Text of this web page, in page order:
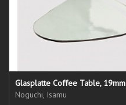
Glasplatte Coffee Table, 19mm
Noguchi, Isamu